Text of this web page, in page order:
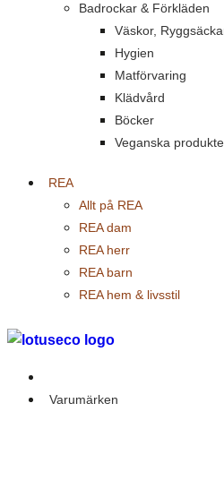
Badrockar & Förkläden
Väskor,
Hygien
Matförvaring
Klädvård
Böcker
Veganska
REA
Allt på REA
REA dam
REA herr
REA barn
REA hem & livsstil
Varumärken